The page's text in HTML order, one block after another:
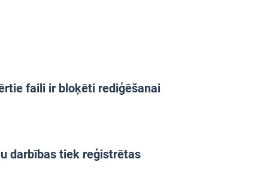
faili ir bloķēti rediģēšanai
darbības tiek reģistrētas